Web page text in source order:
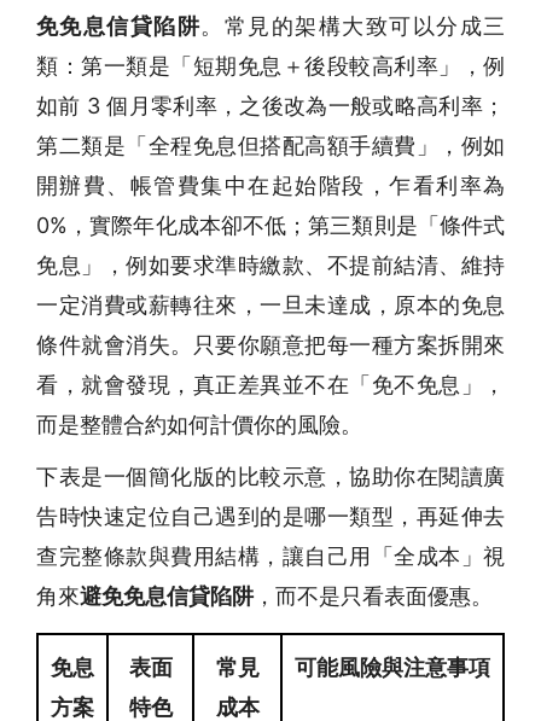
免免息信貸陷阱。常見的架構大致可以分成三
類：第一類是「短期免息＋後段較高利率」，例
如前 3 個月零利率，之後改為一般或略高利率；
第二類是「全程免息但搭配高額手續費」，例如
開辦費、帳管費集中在起始階段，乍看利率為
0%，實際年化成本卻不低；第三類則是「條件式
免息」，例如要求準時繳款、不提前結清、維持
一定消費或薪轉往來，一旦未達成，原本的免息
條件就會消失。只要你願意把每一種方案拆開來
看，就會發現，真正差異並不在「免不免息」，
而是整體合約如何計價你的風險。
下表是一個簡化版的比較示意，協助你在閱讀廣
告時快速定位自己遇到的是哪一類型，再延伸去
查完整條款與費用結構，讓自己用「全成本」視
角來避免免息信貸陷阱，而不是只看表面優惠。
免息
方案
表面
特色
常見
成本
可能風險與注意事項